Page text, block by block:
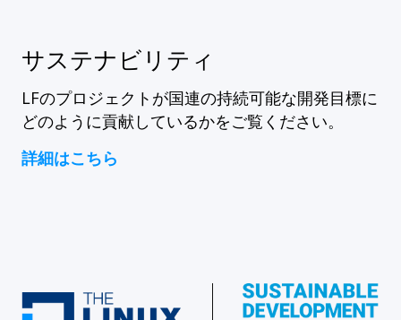
サステナビリティ
LFのプロジェクトが国連の持続可能な開発目標に
どのように貢献しているかをご覧ください。
詳細はこちら